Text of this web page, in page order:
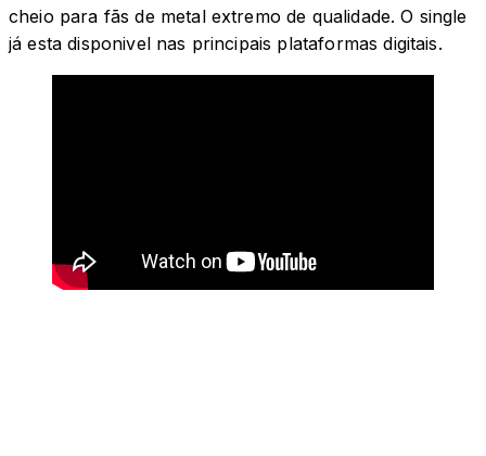
cheio para fãs de metal extremo de qualidade. O single
já esta disponivel nas principais plataformas digitais.